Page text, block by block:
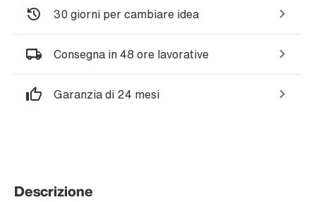
30 giorni per cambiare idea
Consegna in 48 ore lavorative
Garanzia di 24 mesi
Descrizione